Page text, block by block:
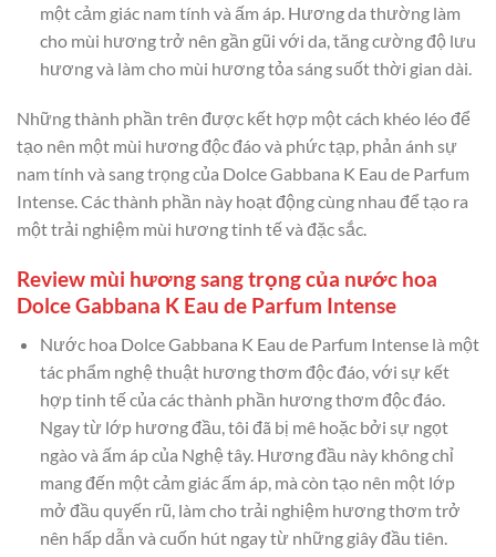
một cảm giác nam tính và ấm áp. Hương da thường làm
cho mùi hương trở nên gần gũi với da, tăng cường độ lưu
hương và làm cho mùi hương tỏa sáng suốt thời gian dài.
Những thành phần trên được kết hợp một cách khéo léo để
tạo nên một mùi hương độc đáo và phức tạp, phản ánh sự
nam tính và sang trọng của Dolce Gabbana K Eau de Parfum
Intense. Các thành phần này hoạt động cùng nhau để tạo ra
một trải nghiệm mùi hương tinh tế và đặc sắc.
Review mùi hương sang trọng của nước hoa
Dolce Gabbana K Eau de Parfum Intense
Nước hoa Dolce Gabbana K Eau de Parfum Intense là một
tác phẩm nghệ thuật hương thơm độc đáo, với sự kết
hợp tinh tế của các thành phần hương thơm độc đáo.
Ngay từ lớp hương đầu, tôi đã bị mê hoặc bởi sự ngọt
ngào và ấm áp của Nghệ tây. Hương đầu này không chỉ
mang đến một cảm giác ấm áp, mà còn tạo nên một lớp
mở đầu quyến rũ, làm cho trải nghiệm hương thơm trở
nên hấp dẫn và cuốn hút ngay từ những giây đầu tiên.